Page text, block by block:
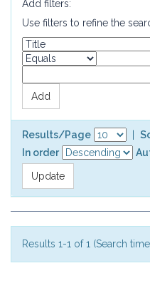
Add filters:
Use filters to refine the
Results/Page
In order
Results 1-1 of 1 (Search